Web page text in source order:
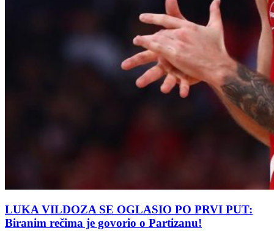
LUKA VILDOZA SE OGLASIO PO PRVI PUT:
Biranim rečima je govorio o Partizanu!